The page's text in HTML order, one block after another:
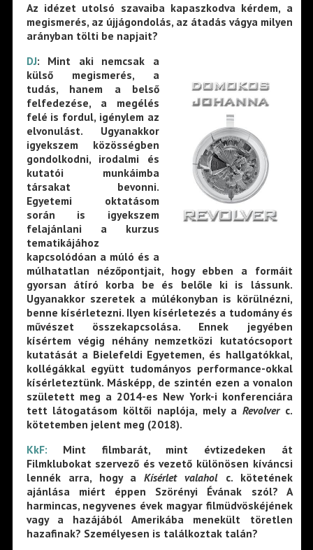
Az idézet utolsó szavaiba kapaszkodva kérdem, a
megismerés, az újjágondolás, az átadás vágya milyen
arányban tölti be napjait?
DJ: Mint aki nemcsak a
külső megismerés, a
tudás, hanem a belső
felfedezése, a megélés
felé is fordul, igénylem az
elvonulást. Ugyanakkor
igyekszem közösségben
gondolkodni, irodalmi és
kutatói munkáimba
társakat bevonni.
Egyetemi oktatásom
során is igyekszem
felajánlani a kurzus
tematikájához
kapcsolódóan a múló és a
múlhatatlan nézőpontjait, hogy ebben a formáit
gyorsan átíró korba be és belőle ki is lássunk.
Ugyanakkor szeretek a múlékonyban is körülnézni,
benne kísérletezni. Ilyen kísérletezés a tudomány és
művészet összekapcsolása. Ennek jegyében
kísértem végig néhány nemzetközi kutatócsoport
kutatását a Bielefeldi Egyetemen, és hallgatókkal,
kollégákkal együtt tudományos performance-okkal
kísérleteztünk. Másképp, de szintén ezen a vonalon
született meg a 2014-es New York-i konferenciára
tett látogatásom költői naplója, mely a Revolverc.
kötetemben jelent meg (2018).
KkF: Mint filmbarát, mint évtizedeken át
Filmklubokat szervező és vezető különösen kíváncsi
lennék arra, hogy aKísérlet valaholc. kötetének
ajánlása miért éppen Szörényi Évának szól? A
harmincas, negyvenes évek magyar filmüdvöskéjének
vagy a hazájából Amerikába menekült töretlen
hazafinak? Személyesen is találkoztak talán?